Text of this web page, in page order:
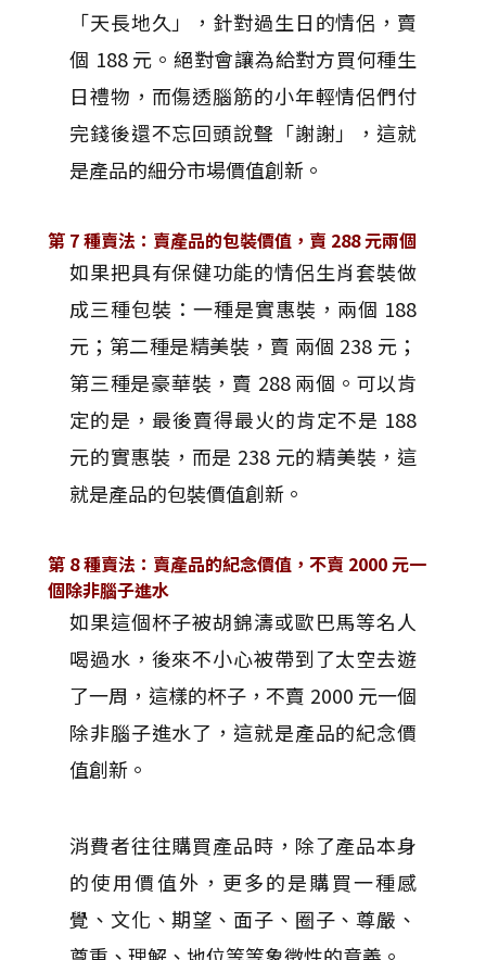
「天長地久」，針對過生日的情侶，賣
個 188 元。絕對會讓為給對方買何種生
日禮物，而傷透腦筋的小年輕情侶們付
完錢後還不忘回頭說聲「謝謝」，這就
是產品的細分市場價值創新。
第 7 種賣法：賣產品的包裝價值，賣 288 元兩個
如果把具有保健功能的情侶生肖套裝做
成三種包裝：一種是實惠裝，兩個 188
元；第二種是精美裝，賣 兩個 238 元；
第三種是豪華裝，賣 288 兩個。可以肯
定的是，最後賣得最火的肯定不是 188
元的實惠裝，而是 238 元的精美裝，這
就是產品的包裝價值創新。
第 8 種賣法：賣產品的紀念價值，不賣 2000 元一
個除非腦子進水
如果這個杯子被胡錦濤或歐巴馬等名人
喝過水，後來不小心被帶到了太空去遊
了一周，這樣的杯子，不賣 2000 元一個
除非腦子進水了，這就是產品的紀念價
值創新。
消費者往往購買產品時，除了產品本身
的使用價值外，更多的是購買一種感
覺、文化、期望、面子、圈子、尊嚴、